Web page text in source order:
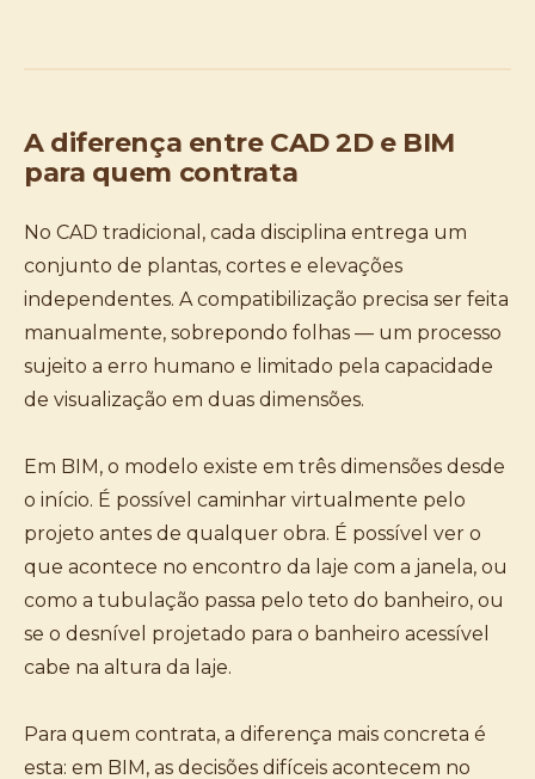
A diferença entre CAD 2D e BIM
para quem contrata
No CAD tradicional, cada disciplina entrega um
conjunto de plantas, cortes e elevações
independentes. A compatibilização precisa ser feita
manualmente, sobrepondo folhas — um processo
sujeito a erro humano e limitado pela capacidade
de visualização em duas dimensões.
Em BIM, o modelo existe em três dimensões desde
o início. É possível caminhar virtualmente pelo
projeto antes de qualquer obra. É possível ver o
que acontece no encontro da laje com a janela, ou
como a tubulação passa pelo teto do banheiro, ou
se o desnível projetado para o banheiro acessível
cabe na altura da laje.
Para quem contrata, a diferença mais concreta é
esta: em BIM, as decisões difíceis acontecem no